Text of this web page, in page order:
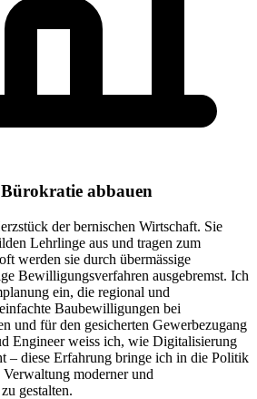
abbauen
der bernischen Wirtschaft. Sie
Lehrlinge aus und tragen zum
werden sie durch übermässige
Bewilligungsverfahren ausgebremst. Ich
ein, die regional und
Baubewilligungen bei
und für den gesicherten Gewerbezugang
Engineer weiss ich, wie Digitalisierung
– diese Erfahrung bringe ich in die Politik
moderner und
gestalten.